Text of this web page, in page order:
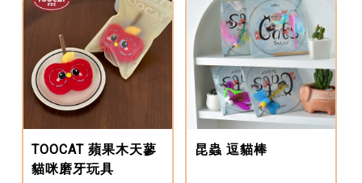
TOOCAT 蘋果木天蓼
貓咪磨牙玩具
昆蟲 逗貓棒